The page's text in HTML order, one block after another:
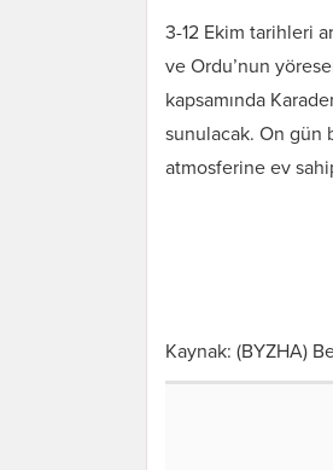
3-12 Ekim tarihleri
ve Ordu’nun
kapsamında
sunulacak. On gün
atmosferine ev
Kaynak: (BYZHA)